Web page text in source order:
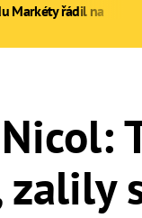
Markéty řádil na